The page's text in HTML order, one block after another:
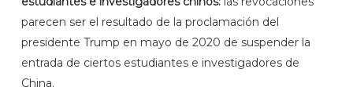
parecen ser el resultado de la proclamación del
presidente Trump en mayo de 2020 de suspender la
entrada de ciertos estudiantes e investigadores de
China.